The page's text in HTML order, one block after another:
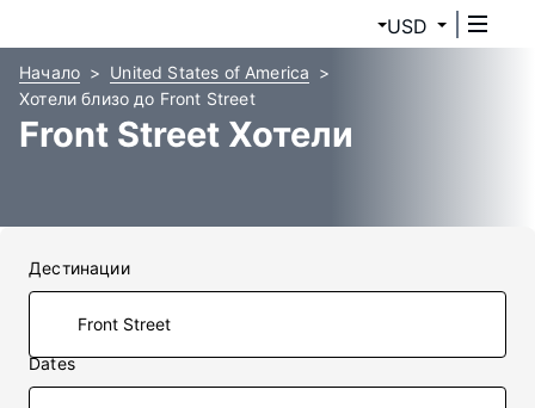
USD
Начало
United States of America
Хотели близо до Front Street
Front Street Хотели
Дестинации
Dates